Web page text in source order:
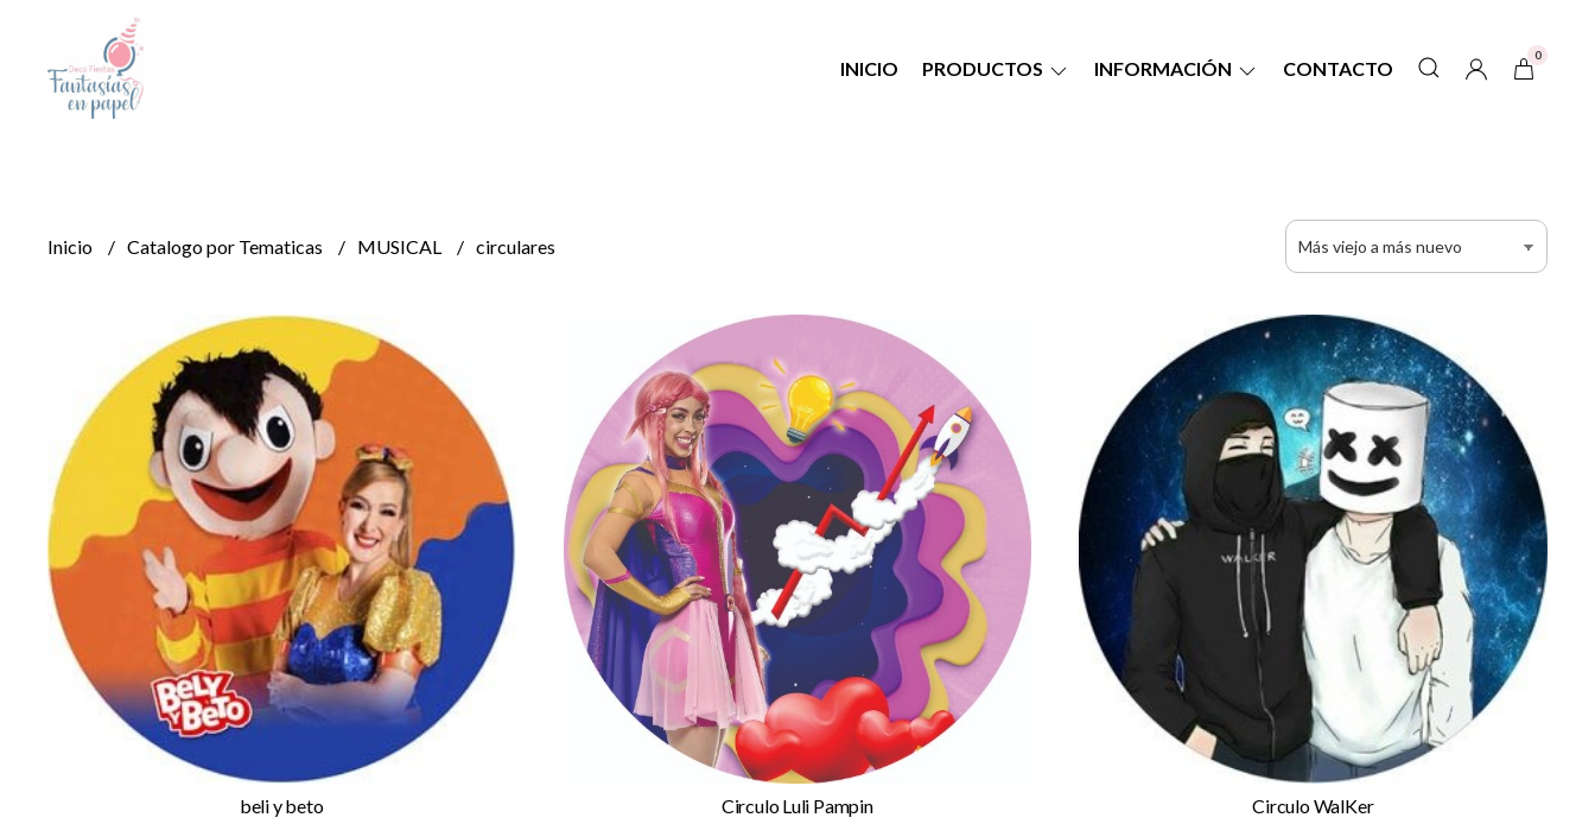
INICIO PRODUCTOS INFORMACIÓN CONTACTO
0
Inicio Catalogo por Tematicas MUSICAL circulares
beli y beto Circulo Luli Pampin Circulo WalKer